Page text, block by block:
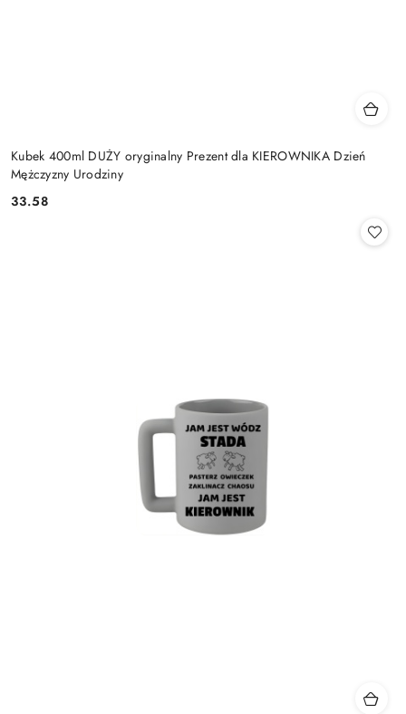
Kubek 400ml DUŻY oryginalny Prezent dla KIEROWNIKA Dzień
Mężczyzny Urodziny
Cena:
33.58